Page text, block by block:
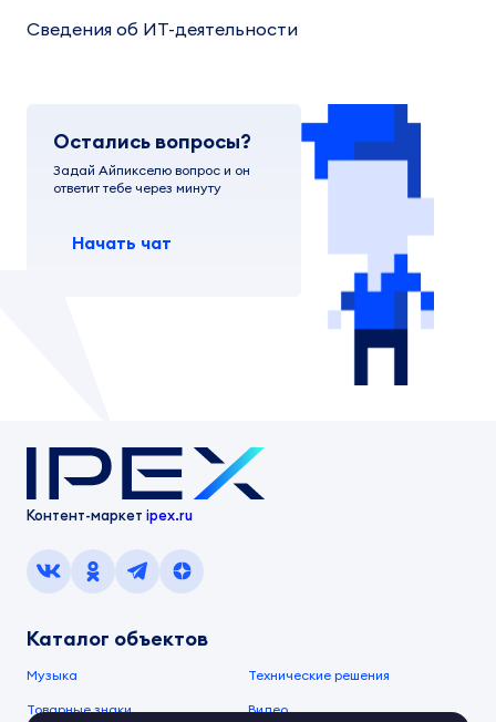
Сведения об ИТ-деятельности
Остались вопросы?
Задай Айпикселю вопрос и он
ответит тебе через минуту
Начать чат
Контент-маркет ipex.ru
Каталог объектов
Музыка Технические решения
Товарные знаки Видео